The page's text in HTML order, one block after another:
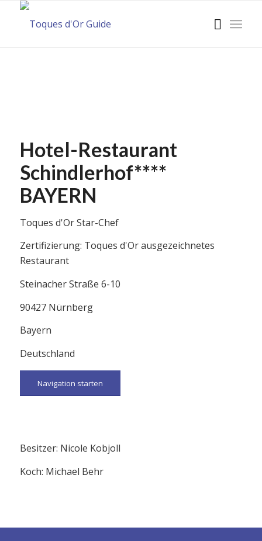
Hotel-Restaurant
Schindlerhof****
BAYERN
Toques d'Or Star-Chef
Zertifizierung: Toques d'Or ausgezeichnetes
Restaurant
Steinacher Straße 6-10
90427 Nürnberg
Bayern
Deutschland
Navigation starten
Besitzer: Nicole Kobjoll
Koch: Michael Behr